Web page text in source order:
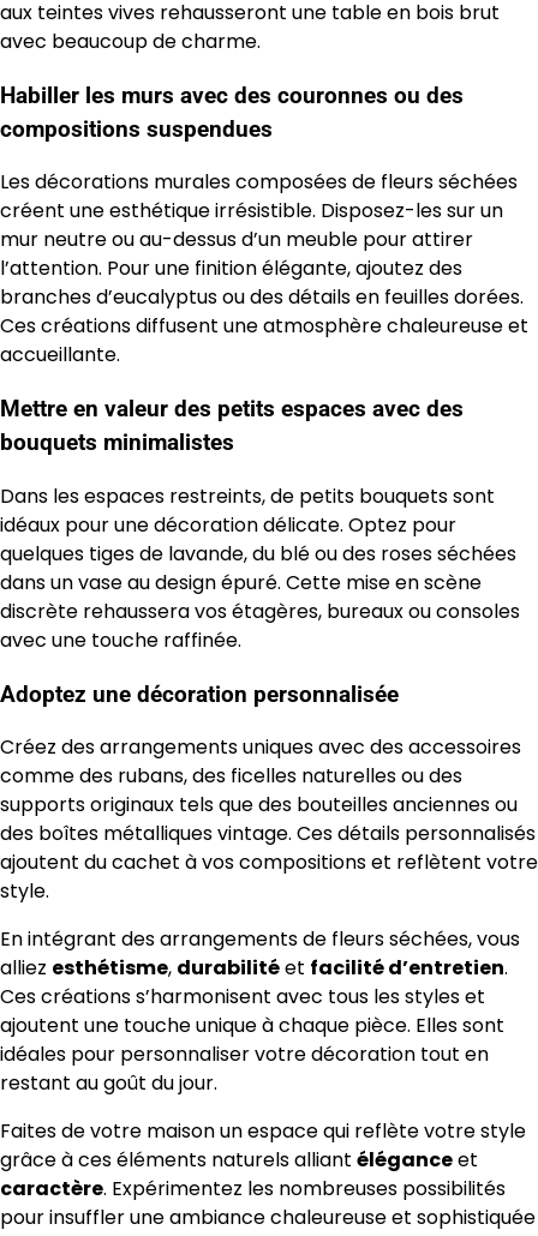
aux teintes vives rehausseront une table en bois brut
avec beaucoup de charme.
Habiller les murs avec des couronnes ou des
compositions suspendues
Les décorations murales composées de fleurs séchées
créent une esthétique irrésistible. Disposez-les sur un
mur neutre ou au-dessus d’un meuble pour attirer
l’attention. Pour une finition élégante, ajoutez des
branches d’eucalyptus ou des détails en feuilles dorées.
Ces créations diffusent une atmosphère chaleureuse et
accueillante.
Mettre en valeur des petits espaces avec des
bouquets minimalistes
Dans les espaces restreints, de petits bouquets sont
idéaux pour une décoration délicate. Optez pour
quelques tiges de lavande, du blé ou des roses séchées
dans un vase au design épuré. Cette mise en scène
discrète rehaussera vos étagères, bureaux ou consoles
avec une touche raffinée.
Adoptez une décoration personnalisée
Créez des arrangements uniques avec des accessoires
comme des rubans, des ficelles naturelles ou des
supports originaux tels que des bouteilles anciennes ou
des boîtes métalliques vintage. Ces détails personnalisés
ajoutent du cachet à vos compositions et reflètent votre
style.
En intégrant des arrangements de fleurs séchées, vous
alliez esthétisme, durabilitéet facilité d’entretien.
Ces créations s’harmonisent avec tous les styles et
ajoutent une touche unique à chaque pièce. Elles sont
idéales pour personnaliser votre décoration tout en
restant au goût du jour.
Faites de votre maison un espace qui reflète votre style
grâce à ces éléments naturels alliant éléganceet
caractère. Expérimentez les nombreuses possibilités
pour insuffler une ambiance chaleureuse et sophistiquée